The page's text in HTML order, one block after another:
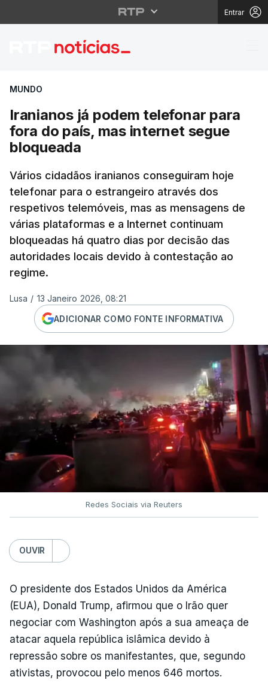
Entrar
Iranianos já podem
MUNDO
Iranianos já podem telefonar para
fora do país, mas internet segue
bloqueada
Vários cidadãos iranianos conseguiram hoje
telefonar para o estrangeiro através dos
respetivos telemóveis, mas as mensagens de
várias plataformas e a Internet continuam
bloqueadas há quatro dias por decisão das
autoridades locais devido à contestação ao
regime.
Lusa / 13 Janeiro 2026, 08:21
ADICIONAR COMO FONTE INFORMATIVA
Redes Sociais via Reuters
OUVIR
O presidente dos Estados Unidos da América
(EUA), Donald Trump, afirmou que o Irão quer
negociar com Washington após a sua ameaça de
atacar aquela república islâmica devido à
repressão sobre os manifestantes, que, segundo
ativistas, provocou pelo menos 646 mortos.